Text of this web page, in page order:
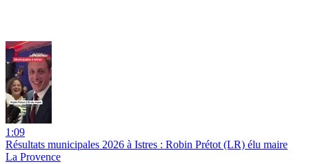
1:09
Résultats municipales 2026 à Istres : Robin Prétot (LR) élu maire
La Provence